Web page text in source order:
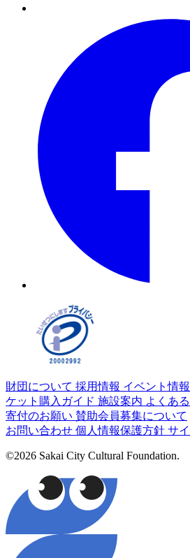
財団について 採用情報 イベント情報
ケット購入ガイド 施設案内 よくあ
寄付のお願い 賛助会員募集について
お問い合わせ 個人情報保護方針 サ
©2026 Sakai City Cultural Foundation.